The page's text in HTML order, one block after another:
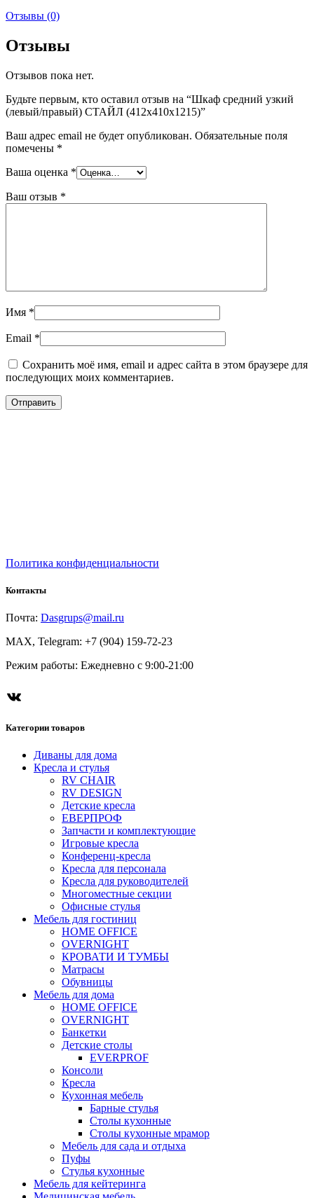
Отзывы (0)
Отзывы
Отзывов пока нет.
Будьте первым, кто оставил отзыв на “Шкаф средний узкий
(левый/правый) СТАЙЛ (412х410х1215)”
Ваш адрес email не будет опубликован. Обязательные поля
помечены *
Ваша оценка *
Ваш отзыв *
Имя *
Email *
Сохранить моё имя, email и адрес сайта в этом браузере для
последующих моих комментариев.
Политика конфиденциальности
Контакты
Почта: Dasgrups@mail.ru
MAX, Telegram: +7 (904) 159-72-23
Режим работы: Ежедневно с 9:00-21:00
ВКонтакте
Категории товаров
Диваны для дома
Кресла и стулья
RV CHAIR
RV DESIGN
Детские кресла
ЕВЕРПРОФ
Запчасти и комплектующие
Игровые кресла
Конференц-кресла
Кресла для персонала
Кресла для руководителей
Многоместные секции
Офисные стулья
Мебель для гостиниц
HOME OFFICE
OVERNIGHT
КРОВАТИ И ТУМБЫ
Матрасы
Обувницы
Мебель для дома
HOME OFFICE
OVERNIGHT
Банкетки
Детские столы
EVERPROF
Консоли
Кресла
Кухонная мебель
Барные стулья
Столы кухонные
Столы кухонные мрамор
Мебель для сада и отдыха
Пуфы
Стулья кухонные
Мебель для кейтеринга